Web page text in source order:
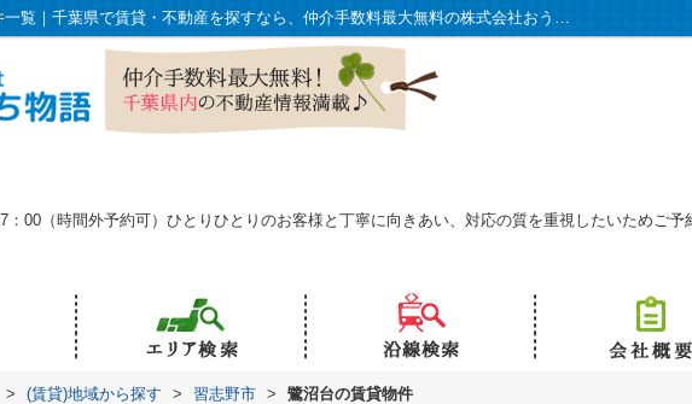
習志野市鷺沼台の物件一覧｜千葉県で賃貸・不動産を探すなら、仲介手数料最大無料の株式会社おうち物語で！
：00（時間外予約可）ひとりひとりのお客様と丁寧に向きあい、対応の質を重視したいためご
> (賃貸)地域から探す > 習志野市 > 鷺沼台の賃貸物件